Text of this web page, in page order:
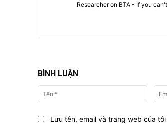
Researcher on BTA - If you
BÌNH LUẬN
Tên:*
Lưu tên, email và trang web của